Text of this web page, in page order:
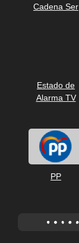
Cadena Ser
Estado de
Alarma TV
PP